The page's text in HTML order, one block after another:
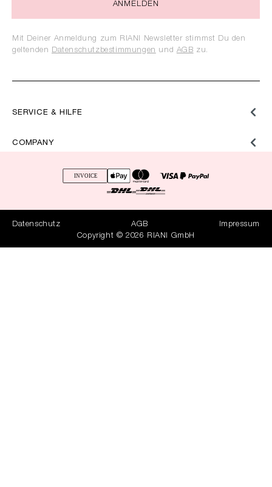
SERVICE & HILFE
COMPANY
ANMELDEN
Mit Deiner Anmeldung zum RIANI Newsletter stimmst Du den
geltenden Datenschutzbestimmungen und AGB zu.
Datenschutz AGB
Impressum
Copyright © 2026 RIANI GmbH